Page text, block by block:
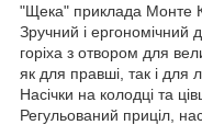
"Щека" приклада Монте
Зручний і ергономічний
горіха з отвором для
як для правші, так і для
Насічки на колодці та
Регульований приціл,